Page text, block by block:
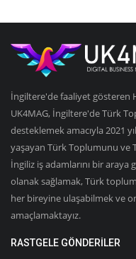
İngiltere'de faaliyet gösteren
UK4MAG, İngiltere'de Türk
desteklemek amacıyla 2021
yaşayan Türk Toplumunu ve
İngiliz iş adamlarını bir
olanak sağlamak, Türk
her bireyine ulaşabilmek ve
amaçlamaktayız.
RASTGELE GÖNDERILER